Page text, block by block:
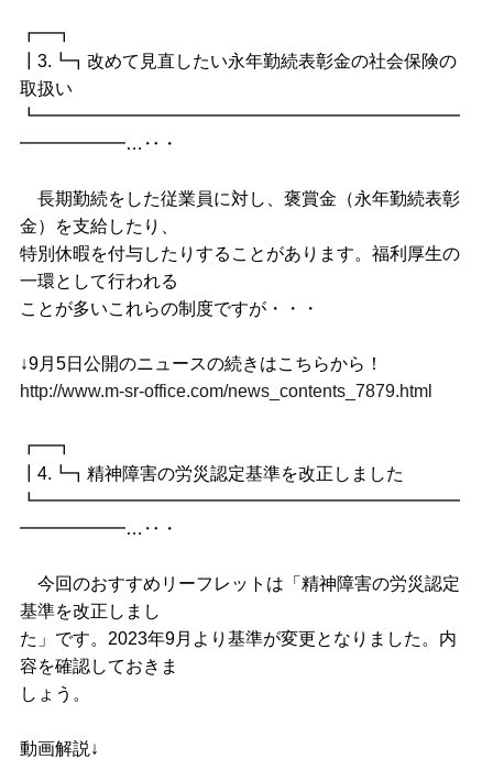
┏━┓
┃3.┗┓改めて見直したい永年勤続表彰金の社会保険の
取扱い
┗━━━━━━━━━━━━━━━━━━━━━━━━
━━━━━━…‥・
長期勤続をした従業員に対し、褒賞金（永年勤続表彰
金）を支給したり、
特別休暇を付与したりすることがあります。福利厚生の
一環として行われる
ことが多いこれらの制度ですが・・・
↓9月5日公開のニュースの続きはこちらから！
http://www.m-sr-office.com/news_contents_7879.html
┏━┓
┃4.┗┓精神障害の労災認定基準を改正しました
┗━━━━━━━━━━━━━━━━━━━━━━━━
━━━━━━…‥・
今回のおすすめリーフレットは「精神障害の労災認定
基準を改正しまし
た」です。2023年9月より基準が変更となりました。内
容を確認しておきま
しょう。
動画解説↓